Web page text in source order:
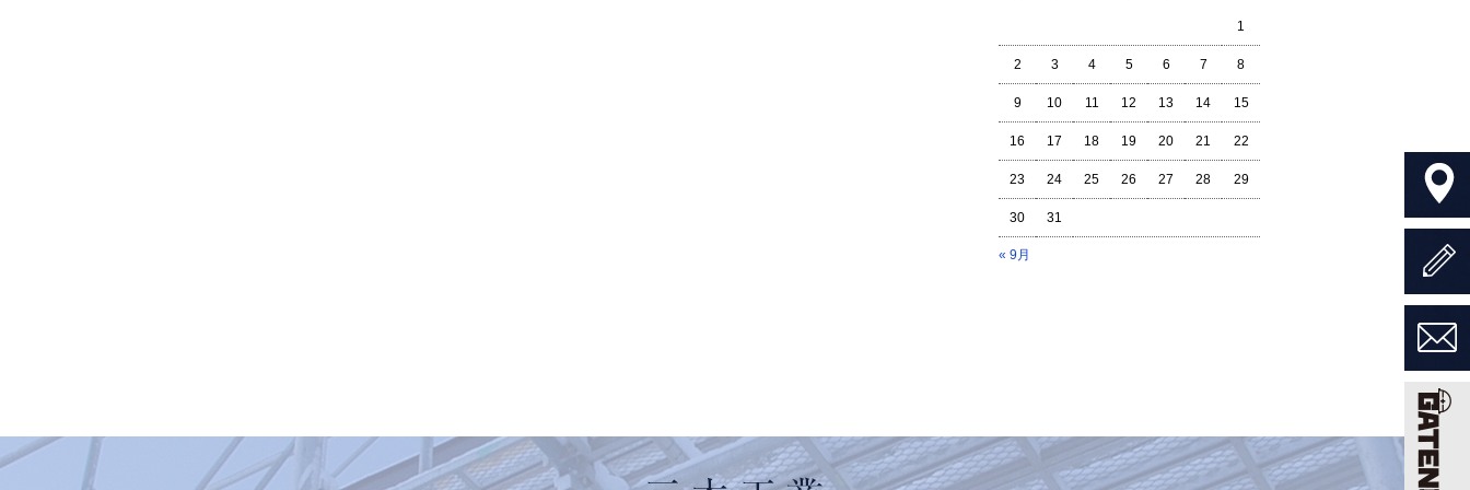
« 9月
1
2 3 4 5 6 7 8
9 10 11 12 13 14 15
16 17 18 19 20 21 22
23 24 25 26 27 28 29
30 31